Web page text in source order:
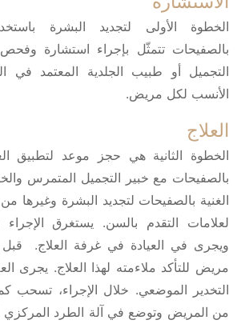
الخطوة الأولى لتجديد البشرة
بالصفيحات تتمثّل بإجراء استشارة
التجميل أو طبيب الجلدية المعتمد في
الأنسب لكل مريض.
العلاج
الخطوة الثانية هي حجز موعد لتطبيق
بالصفيحات مع خبير التجميل المتمرس
الغنية بالصفيحات لتجديد البشرة وغيرها
لعلامات التقدم بالسن. يستغرق
ويجرى في العيادة في غرفة العلاج.
مريض للتأكد ملاءمته لهذا العلاج. يجرى
التخدير الموضعي. خلال الإجراء، تسحب
من المريض وتوضع في آلة الطرد المركزي